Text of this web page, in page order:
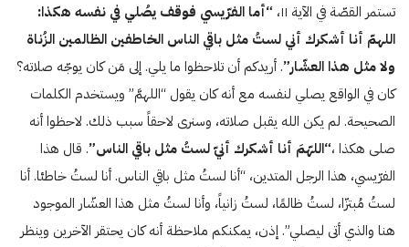
تستمر القصّة في الآية ۱۱،
“أما الفرّيسي فوقف يصُلي في نفسه هكذا:
اللهمّ أنا أشكرك أني لستُ مثل باقي الناس الخاطفين الظالمين الزُناة
ولا مثل هذا العشّار”. أريدكم أن تلاحظوا ما يلي. إلى مَن كان يوجّه صلاته؟
كان في الواقع يصلي لنفسه مع أنه كان يقول “اللهمَّ” ويستخدم الكلمات
الصحيحة. لم يكن الله يقبل صلاته، وسنرى لاحقاً سبب ذلك. لاحظوا أنه
صلى هكذا ،“اللهّمَ أنا أشكرك أنيّ لستُ مثل باقي الناس”. قال هذا
الفرّيسي، هذا الرجل المتدين، “أنا لستُ مثل باقي الناس. أنا لستُ خاطئا. أنا
لستُ مُبتزّا، لستُ ظالمًا، لستُ زانياً، وأنا لستُ مثل هذا العشّار الموجود
هنا والذي أتى ليصلي”. إذن، يمكنكم ملاحظة أنه كان يحتقر الآخرين وينظر